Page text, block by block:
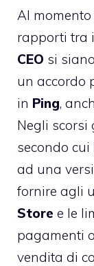
Al
rapporti tra
CEO si
un accordo
in Ping,
Negli scorsi
secondo cui
ad una
fornire agli
Store e le
pagamenti
vendita di